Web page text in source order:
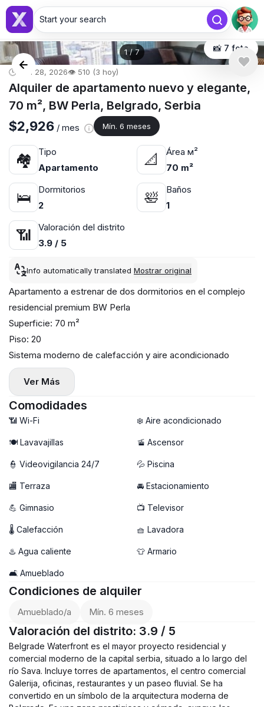
Start your search
1/7 📸 7 foto
🕒 abr. 28, 2026👁️ 510 (3 hoy)
Alquiler de apartamento nuevo y elegante,
70 m², BW Perla, Belgrado, Serbia
$2,926 / mes Mín. 6 meses
🏘
Tipo
Apartamento
📐
Área м²
70 m²
🛌
Dormitorios
2
🛀
Baños
1
📶
Valoración del distrito
3.9 / 5
Info automatically translated Mostrar original
Apartamento a estrenar de dos dormitorios en el complejo
residencial premium BW Perla
Superficie: 70 m²
Piso: 20
Sistema moderno de calefacción y aire acondicionado
Lavarropas y lavavajillas instalados
Terraza
Estacionamiento en garaje disponible (+100€)
Acceso para residentes a spa, gimnasio y piscina
Ver Más
Comodidades
📶 Wi-Fi ❄️ Aire acondicionado
🍽️ Lavavajillas 🚡 Ascensor
👮 Videovigilancia 24/7 💦 Piscina
🏬 Terraza 🚘 Estacionamiento
💪 Gimnasio 📺 Televisor
🌡 Calefacción 🧺 Lavadora
♨️ Agua caliente 👕 Armario
🛋️ Amueblado
Condiciones de alquiler
Amueblado/a Mín. 6 meses
Valoración del distrito: 3.9 / 5
Belgrade Waterfront es el mayor proyecto residencial y
comercial moderno de la capital serbia, situado a lo largo del
río Sava. Incluye torres de apartamentos, el centro comercial
Galerija, oficinas, restaurantes y un paseo fluvial. Se ha
convertido en un símbolo de la arquitectura moderna de